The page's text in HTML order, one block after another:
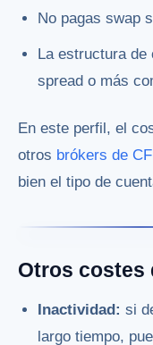
No pagas swap
La estructura de
spread o más
En este perfil, el
otros brókers de
bien el tipo de
Otros costes
Inactividad: si
largo tiempo,